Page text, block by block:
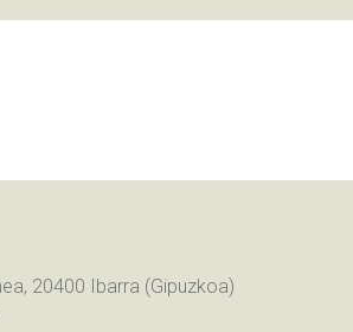
20400 Ibarra (Gipuzkoa)